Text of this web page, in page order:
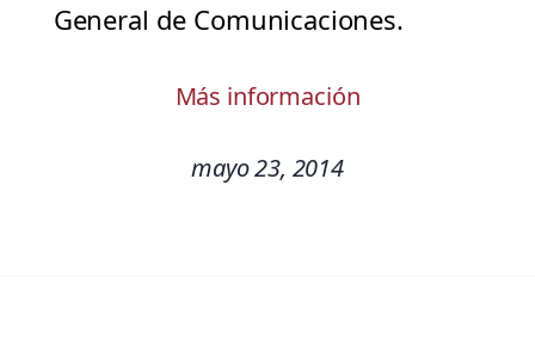
General de Comunicaciones.
Más información
mayo 23, 2014